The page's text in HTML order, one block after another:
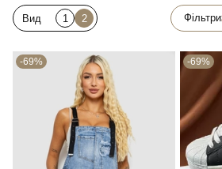
Вид 1 2 Фільтри
-69% -69%